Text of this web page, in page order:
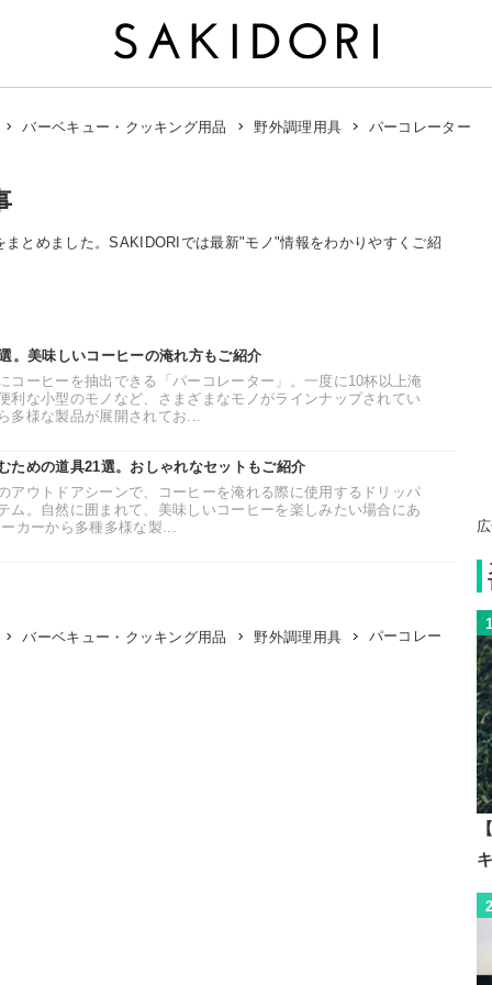
バーベキュー・クッキング用品 野外調理用具 パーコレーター
とめました。SAKIDORIでは最新"モノ"情報をわかりやすくご紹
。美味しいコーヒーの淹れ方もご紹介
コーヒーを抽出できる「パーコレーター」。一度に10杯以上淹
利な小型のモノなど、さまざまなモノがラインナップされてい
多様な製品が展開されてお...
ための道具21選。おしゃれなセットもご紹介
アウトドアシーンで、コーヒーを淹れる際に使用するドリッパ
ム。自然に囲まれて、美味しいコーヒーを楽しみたい場合にあ
カーから多種多様な製...
バーベキュー・クッキング用品 野外調理用具 パーコレー